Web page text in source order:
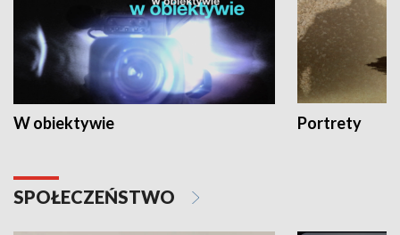
W obiektywie Portrety
SPOŁECZEŃSTWO